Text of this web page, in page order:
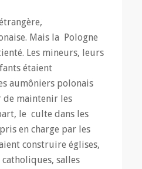
Mais la Pologne
Les mineurs, leurs
étaient
aumôniers polonais
maintenir les
le culte dans les
en charge par les
construire églises,
salles